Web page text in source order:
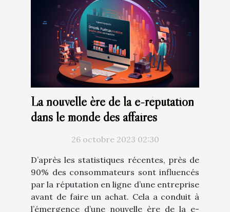
La nouvelle ère de la e-réputation
dans le monde des affaires
26 octobre 2023 02:30
D’après les statistiques récentes, près de
90% des consommateurs sont influencés
par la réputation en ligne d’une entreprise
avant de faire un achat. Cela a conduit à
l’émergence d’une nouvelle ère de la e-